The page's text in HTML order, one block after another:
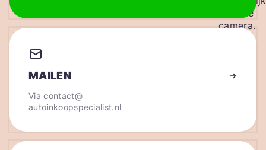
MAILEN
Viacontact@
autoinkoopspecialist.nl